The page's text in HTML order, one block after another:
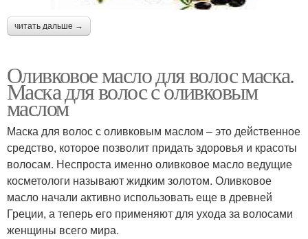
читать дальше →
Оливковое масло для волос маска.
Маска для волос с оливковым
маслом
Маска для волос с оливковым маслом – это действенное
средство, которое позволит придать здоровья и красоты
волосам. Неспроста именно оливковое масло ведущие
косметологи называют жидким золотом. Оливковое
масло начали активно использовать еще в древней
Греции, а теперь его применяют для ухода за волосами
женщины всего мира.